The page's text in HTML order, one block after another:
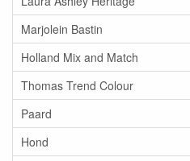
Marjolein Bastin
Holland Mix and Match
Thomas Trend Colour
Paard
Hond